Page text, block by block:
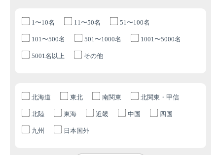
1〜10名 11〜50名 51〜100名
101〜500名 501〜1000名 1001〜5000名
5001名以上 その他
北海道 東北 南関東 北関東・甲信
北陸 東海 近畿 中国 四国
九州 日本国外